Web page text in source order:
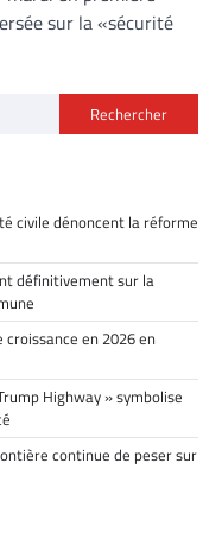
sur la «sécurité
Rechercher
civile dénoncent la réforme
définitivement sur la
croissance en 2026 en
Highway » symbolise
continue de peser sur